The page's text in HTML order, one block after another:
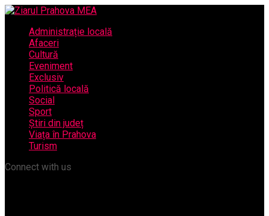
Administrație locală
Afaceri
Cultură
Eveniment
Exclusiv
Politică locală
Social
Sport
Știri din județ
Viața în Prahova
Turism
Connect with us